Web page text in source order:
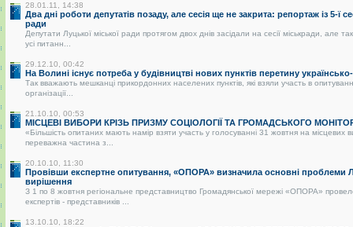
28.01.11, 14:38
Два дні роботи депутатів позаду, але сесія ще не закрита: репортаж із 5-ї
ради
Депутати Луцької міської ради протягом двох днів засідали на сесії міськради, але
усі питанн...
29.12.10, 00:42
На Волині існує потреба у будівництві нових пунктів перетину
Так вважають мешканці прикордонних населених пунктів, які взяли участь в
організації...
21.10.10, 00:53
МІСЦЕВІ ВИБОРИ КРІЗЬ ПРИЗМУ СОЦІОЛОГІЇ ТА ГРОМАДСЬКОГО
«Більшість опитаних мають намір взяти участь у голосуванні 31 жовтня на місцевих
переважна частина з...
20.10.10, 11:30
Провівши експертне опитування, «ОПОРА» визначила основні проблеми
вирішення
З 1 по 8 жовтня регіональне представництво Громадянської мережі «ОПОРА»
експертів - представників ...
13.10.10, 18:22